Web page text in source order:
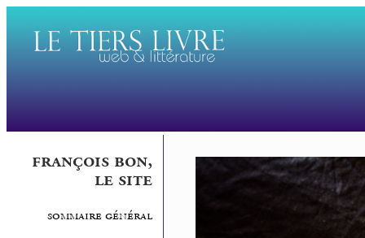
françois bon,
le site
sommaire général